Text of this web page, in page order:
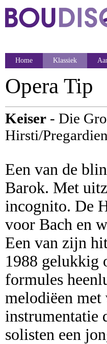
Home Klassiek
Opera Tip
Keiser - Die
Hirsti/
Een van de
Barok. Met
incognito. De
voor Bach en
Een van zijn
1988 gelukkig
formules
melodiëen met
instrumentatie
solisten een